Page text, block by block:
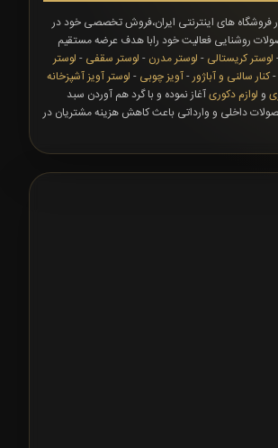
فروشگاه های اینترنتی ایران،فروش تخصصی خود در
روشنایی فعالیت خود رابا هدف عرضه مستقیم
لوستر کریستالی - لوستر مدرن - لوستر سقفی - لوستر
-کنار سالنی و آباژور-آویز چوبی - لوستر آویز آشپزخانه
و لوازم دکوریآغاز نموده و با گرد هم آوردن سبد
داخلی و وارداتی باعث کاهش هزینه مشتریان در